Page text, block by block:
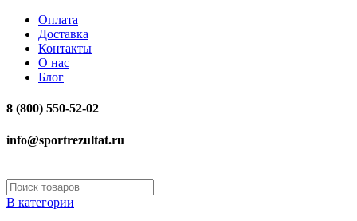
Оплата
Доставка
Контакты
О нас
Блог
8 (800) 550-52-02
info@sportrezultat.ru
В категории